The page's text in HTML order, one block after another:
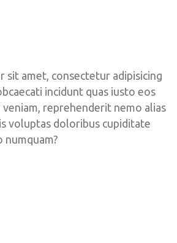
sit amet, consectetur adipisicing
incidunt quas iusto eos
veniam, reprehenderit nemo alias
voluptas doloribus cupiditate
numquam?